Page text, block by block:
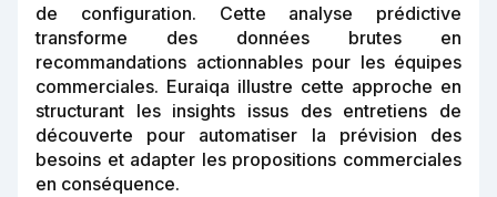
de configuration. Cette analyse prédictive
transforme des données brutes en
recommandations actionnables pour les équipes
commerciales. Euraiqa illustre cette approche en
structurant les insights issus des entretiens de
découverte pour automatiser la prévision des
besoins et adapter les propositions commerciales
en conséquence.